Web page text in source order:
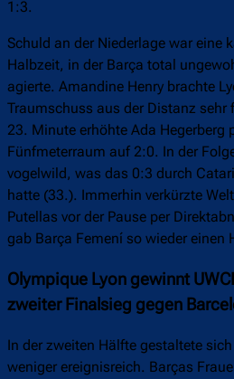
1:3.
Schuld an der Niederlage war eine
Halbzeit, in der Barça total
agierte. Amandine Henry brachte
Traumschuss aus der Distanz sehr
23. Minute erhöhte Ada Hegerberg
Fünfmeterraum auf 2:0. In der
vogelwild, was das 0:3 durch
hatte (33.). Immerhin verkürzte
Putellas vor der Pause per
gab Barça Femení so wieder einen
Olympique Lyon gewinnt
zweiter Finalsieg gegen
In der zweiten Hälfte gestaltete
weniger ereignisreich. Barças